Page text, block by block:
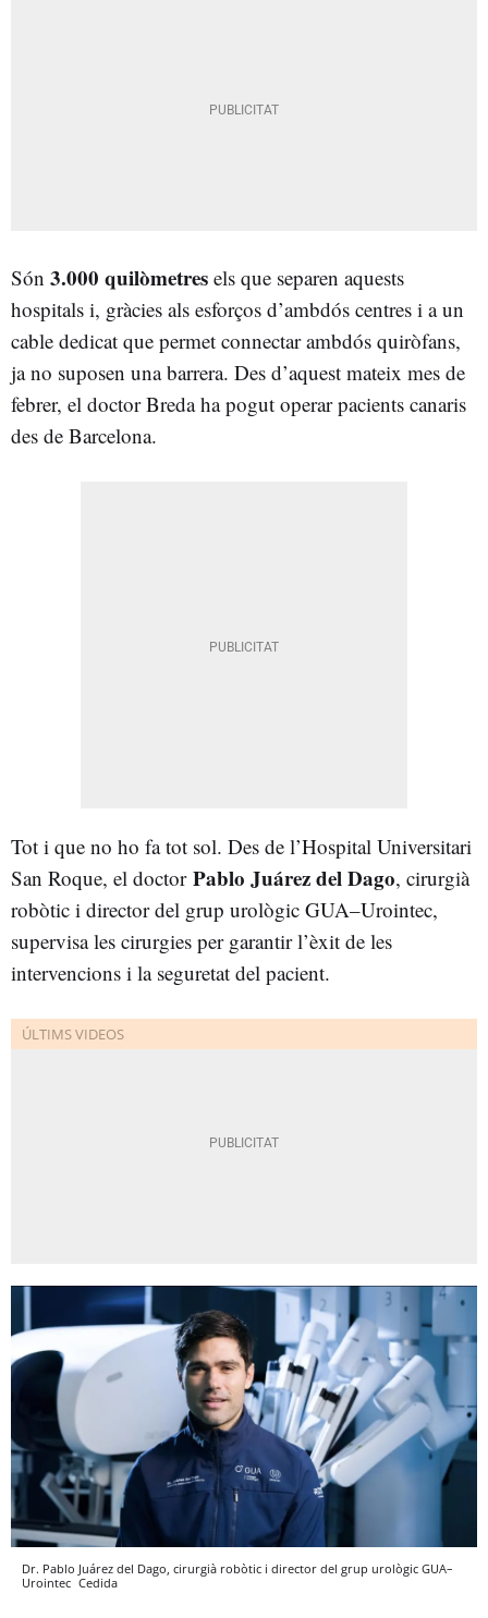
Són 3.000 quilòmetres els que separen aquests
hospitals i, gràcies als esforços d’ambdós centres i a un
cable dedicat que permet connectar ambdós quiròfans,
ja no suposen una barrera. Des d’aquest mateix mes de
febrer, el doctor Breda ha pogut operar pacients canaris
des de Barcelona.
Tot i que no ho fa tot sol. Des de l’Hospital Universitari
San Roque, el doctor Pablo Juárez del Dago, cirurgià
robòtic i director del grup urològic GUA–Urointec,
supervisa les cirurgies per garantir l’èxit de les
intervencions i la seguretat del pacient.
Dr. Pablo Juárez del Dago, cirurgià robòtic i director del grup urològic GUA–
Urointec Cedida